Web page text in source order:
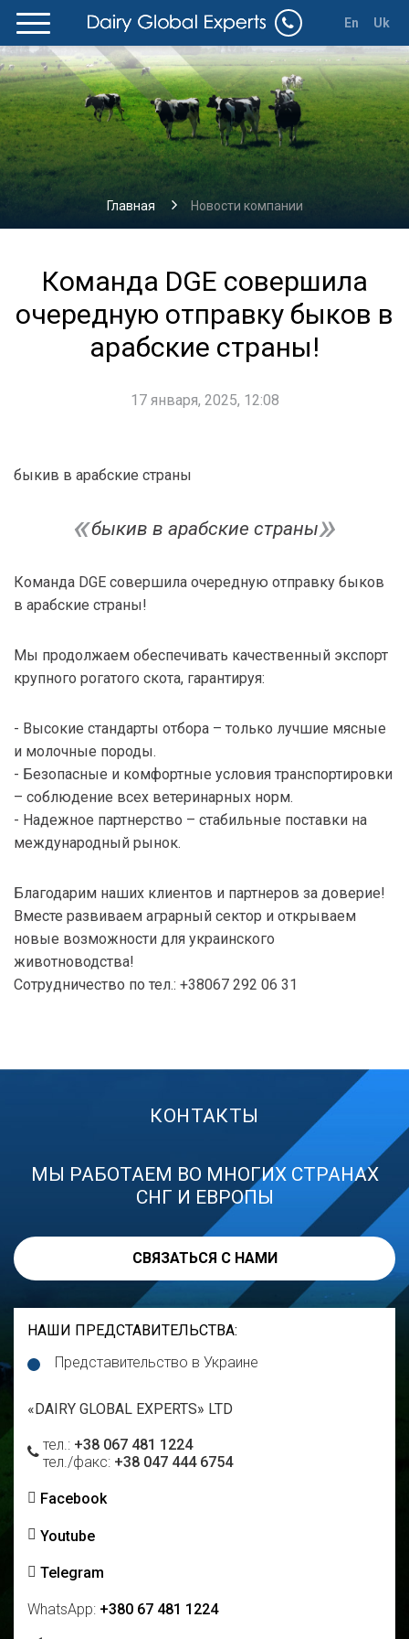
En Uk
Главная Новости компании
Команда DGE совершила
очередную отправку быков в
арабские страны!
17 января, 2025, 12:08
быкив в арабские страны
быкив в арабские страны
Команда DGE совершила очередную отправку быков
в арабские страны!
Мы продолжаем обеспечивать качественный экспорт
крупного рогатого скота, гарантируя:
- Высокие стандарты отбора – только лучшие мясные
и молочные породы.
- Безопасные и комфортные условия транспортировки
– соблюдение всех ветеринарных норм.
- Надежное партнерство – стабильные поставки на
международный рынок.
Благодарим наших клиентов и партнеров за доверие!
Вместе развиваем аграрный сектор и открываем
новые возможности для украинского
животноводства!
Сотрудничество по тел.: +38067 292 06 31
КОНТАКТЫ
МЫ РАБОТАЕМ ВО МНОГИХ СТРАНАХ
СНГ И ЕВРОПЫ
СВЯЗАТЬСЯ С НАМИ
НАШИ ПРЕДСТАВИТЕЛЬСТВА:
Представительство в Украине
«DAIRY GLOBAL EXPERTS» LTD
тел.: +38 067 481 1224
тел./факс: +38 047 444 6754
Facebook
Youtube
Telegram
WhatsApp: +380 67 481 1224